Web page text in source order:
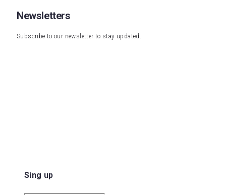
Newsletters
Subscribe to our newsletter to stay updated.
Sing up